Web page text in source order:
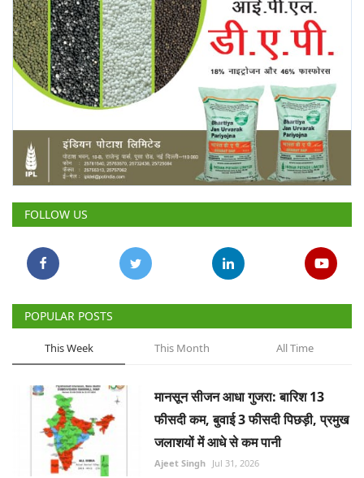
International
Rural Dialogue
Ground Report
Rural Connect
Gallery
National
Latest News
Agriculture Conclave and NACOF
Awards 2022
Agri Start-Ups
Language
English Hindi
FOLLOW US
POPULAR POSTS
This Week This Month All Time
मानसून सीजन आधा गुजरा: बारिश 13
फीसदी कम, बुवाई 3 फीसदी पिछड़ी, प्रमुख
जलाशयों में आधे से कम पानी
Ajeet Singh Jul 31, 2026